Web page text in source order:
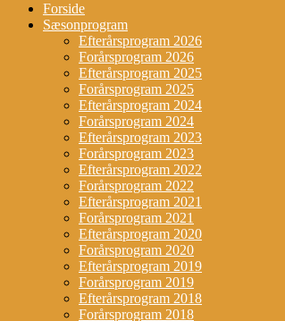
Forside
Sæsonprogram
Efterårsprogram 2026
Forårsprogram 2026
Efterårsprogram 2025
Forårsprogram 2025
Efterårsprogram 2024
Forårsprogram 2024
Efterårsprogram 2023
Forårsprogram 2023
Efterårsprogram 2022
Forårsprogram 2022
Efterårsprogram 2021
Forårsprogram 2021
Efterårsprogram 2020
Forårsprogram 2020
Efterårsprogram 2019
Forårsprogram 2019
Efterårsprogram 2018
Forårsprogram 2018